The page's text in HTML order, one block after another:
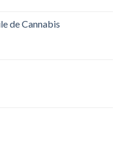
de Cannabis